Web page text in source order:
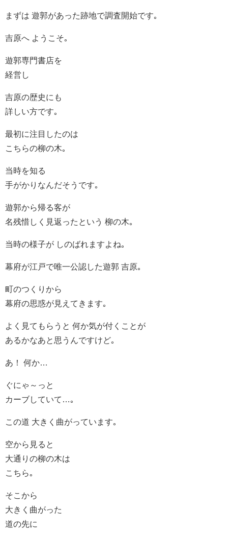
まずは 遊郭があった跡地で調査開始です｡
吉原へ ようこそ｡
遊郭専門書店を
経営し
吉原の歴史にも
詳しい方です｡
最初に注目したのは
こちらの柳の木｡
当時を知る
手がかりなんだそうです｡
遊郭から帰る客が
名残惜しく見返ったという 柳の木｡
当時の様子が しのばれますよね｡
幕府が江戸で唯一公認した遊郭 吉原｡
町のつくりから
幕府の思惑が見えてきます｡
よく見てもらうと 何か気が付くことが
あるかなあと思うんですけど｡
あ！ 何か…
ぐにゃ～っと
カーブしていて…｡
この道 大きく曲がっています｡
空から見ると
大通りの柳の木は
こちら｡
そこから
大きく曲がった
道の先に